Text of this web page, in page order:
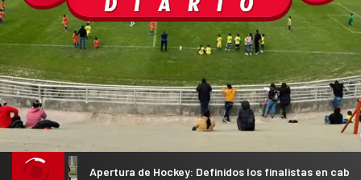
Apertura de Hockey: Definidos los finalistas en caballeros y los